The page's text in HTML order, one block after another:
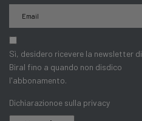
Sì, desidero ricevere la newsletter di
Biral fino a quando non disdico
l'abbonamento.
Dichiarazionoe sulla privacy